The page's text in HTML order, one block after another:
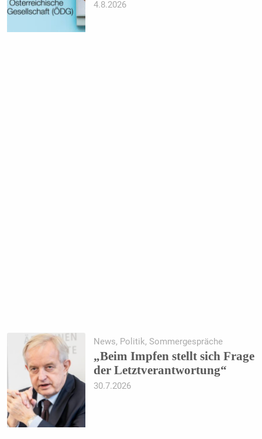
4.8.2026
News, Politik, Sommergespräche
„Beim Impfen stellt sich Frage
der Letztverantwortung“
30.7.2026